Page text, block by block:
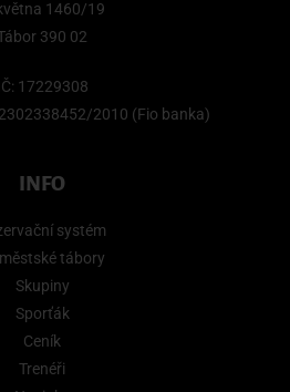
1460/19
390 02
17229308
2010 (Fio banka)
INFO
systém
tábory
Skupiny
Sporťák
Ceník
Trenéři